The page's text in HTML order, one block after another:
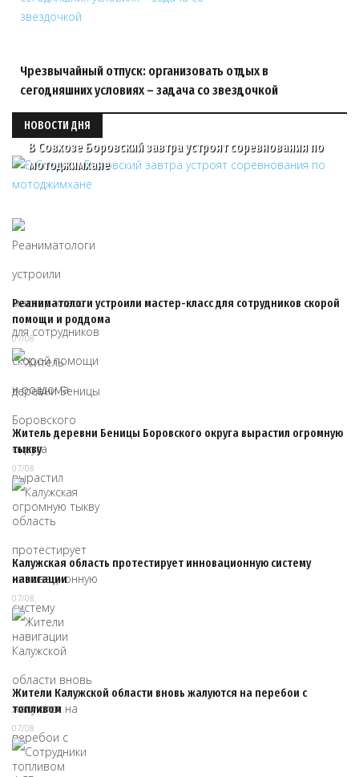
Чрезвычайный отпуск: организовать отдых в
сегодняшних условиях – задача со звездочкой
НОВОСТИ ДНЯ
В Совхозе Боровский завтра устроят соревнования по
мотоджимхане
Реаниматологи устроили мастер-класс для сотрудников скорой
помощи и роддома
07/08
Житель деревни Беницы Боровского округа вырастил огромную
тыкву
07/08
Калужская область протестирует инновационную систему
навигации
07/08
Жители Калужской области вновь жалуются на перебои с
топливом
07/08